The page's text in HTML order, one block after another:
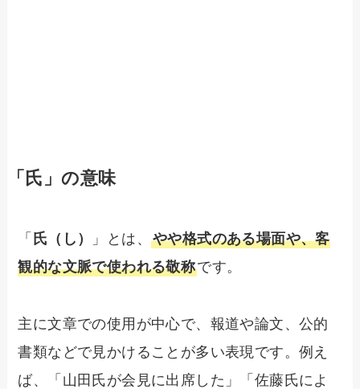
「氏」の意味
「 氏（し） 」とは、やや格式のある場面や、客
観的な文脈で使われる敬称です。
主に文章での使用が中心で、報道や論文、公的
書類などで見かけることが多い表現です。例え
ば、「山田氏が会見に出席した」「佐藤氏によ